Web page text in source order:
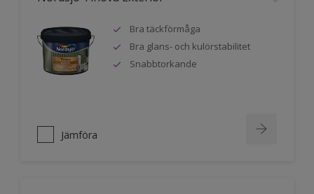
Bra täckförmåga
Bra glans- och kulörstabilitet
Snabbtorkande
Jämföra